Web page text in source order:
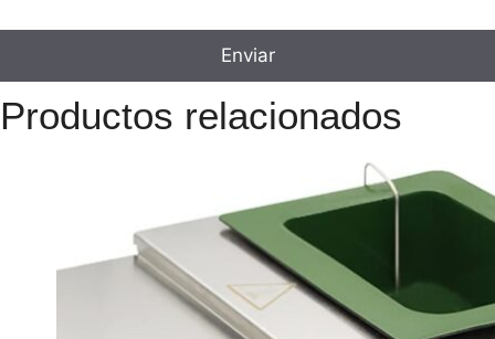
Productos relacionados